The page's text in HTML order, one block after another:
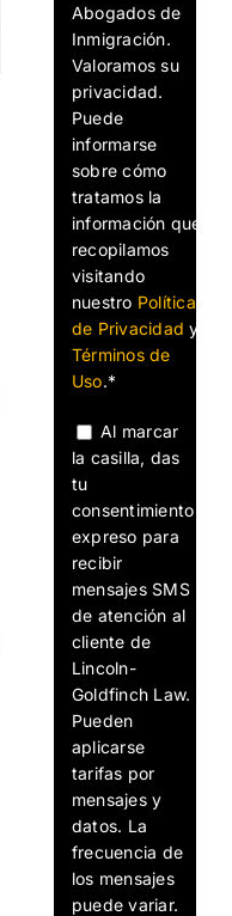
Abogados de
Inmigración.
Valoramos su
privacidad.
Puede
informarse
sobre cómo
tratamos la
información que
recopilamos
visitando
nuestro Política
de Privacidad y
Términos de
Uso.*
Al marcar
la casilla, das
tu
consentimiento
expreso para
recibir
mensajes SMS
de atención al
cliente de
Lincoln-
Goldfinch Law.
Pueden
aplicarse
tarifas por
mensajes y
datos. La
frecuencia de
los mensajes
puede variar.